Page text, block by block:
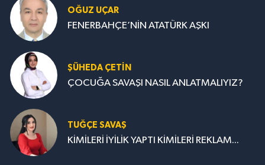
OĞUZ UÇAR
FENERBAHÇE’NİN ATATÜRK AŞKI
ŞÜHEDA ÇETİN
ÇOCUĞA SAVAŞI NASIL ANLATMALIYIZ?
TUĞÇE SAVAŞ
KİMİLERİ İYİLİK YAPTI KİMİLERİ REKLAM...